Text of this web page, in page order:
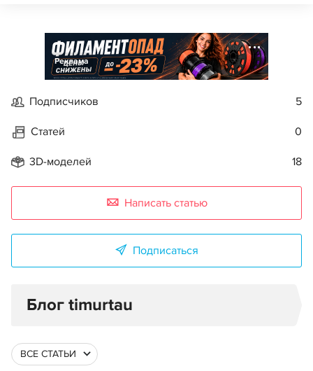
Реклама
Подписчиков 5
Статей 0
3D-моделей 18
Написать статью
Подписаться
Блог timurtau
ВСЕ СТАТЬИ